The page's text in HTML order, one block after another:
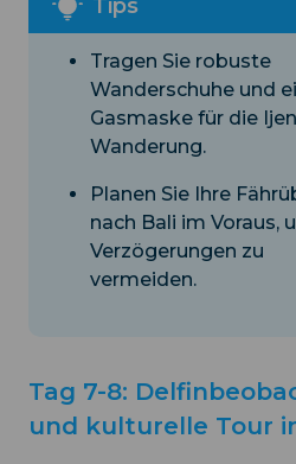
Tragen Sie robuste
Wanderschuhe und
Gasmaske für die
Wanderung.
Planen Sie Ihre
nach Bali im Voraus,
Verzögerungen zu
vermeiden.
Tag 7-8:
und kulturelle Tour